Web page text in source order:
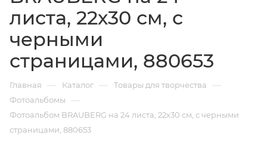
листа, 22х30 см, с
черными
страницами, 880653
Главная — Каталог — Товары для творчества —
Фотоальбомы —
Фотоальбом BRAUBERG на 24 листа, 22х30 см, с черными
страницами, 880653